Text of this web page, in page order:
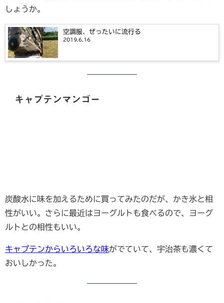
しょうか。
空調服、ぜったいに流行る
2019.6.16
キャプテンマンゴー
炭酸水に味を加えるために買ってみたのだが、かき氷と相
性がいい。さらに最近はヨーグルトも食べるので、ヨーグ
ルトとの相性もいい。
キャプテンからいろいろな味がでていて、宇治茶も濃くて
おいしかった。